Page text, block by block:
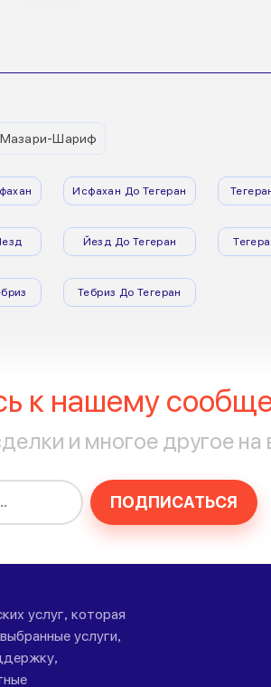
Шариф
Исфахан До Тегеран
Йезд До Тегеран
Тебриз До Тегеран
к нашему
и многое другое
ПОДПИСАТЬСЯ
услуг, которая
услуги,